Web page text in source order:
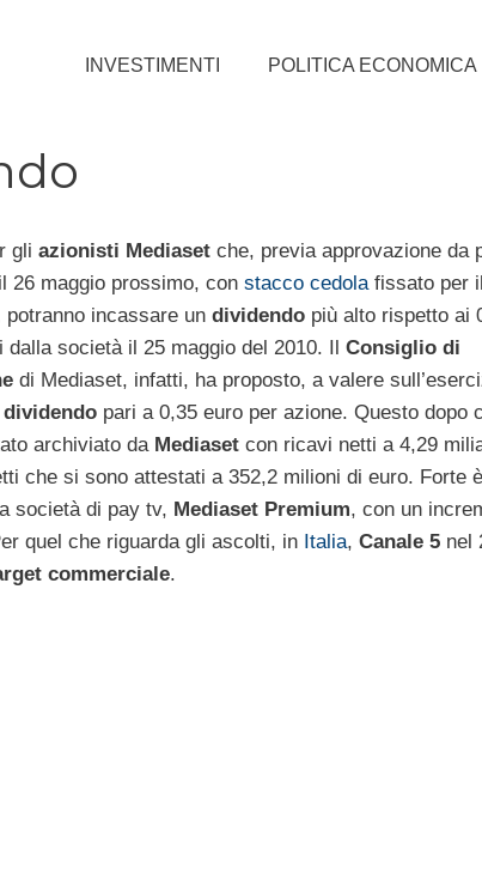
INVESTIMENTI POLITICA ECONOMICA
gli azionisti Mediasetche, previa approvazione da
26 maggio prossimo, con stacco cedolafissato per
potranno incassare un dividendopiù alto rispetto ai
dalla società il 25 maggio del 2010. Il Consiglio di
di Mediaset, infatti, ha proposto, a valere
pari a 0,35 euro per azione. Questo dopo
archiviato da Mediasetcon ricavi netti a 4,29
che si sono attestati a 352,2 milioni di euro. Forte
società di pay tv, Mediaset Premium, con un
quel che riguarda gli ascolti, in Italia, Canale 5 nel
commerciale.